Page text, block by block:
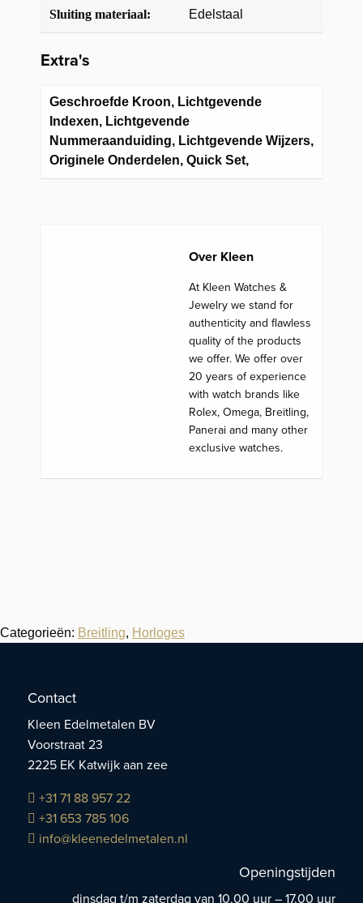
Sluiting materiaal: Edelstaal
Extra's
Geschroefde Kroon, Lichtgevende
Indexen, Lichtgevende
Nummeraanduiding, Lichtgevende Wijzers,
Originele Onderdelen, Quick Set,
Over Kleen
At Kleen Watches &
Jewelry we stand for
authenticity and flawless
quality of the products
we offer. We offer over
20 years of experience
with watch brands like
Rolex, Omega, Breitling,
Panerai and many other
exclusive watches.
Categorieën: Breitling, Horloges
Contact
Kleen Edelmetalen BV
Voorstraat 23
2225 EK Katwijk aan zee
+31 71 88 957 22
+31 653 785 106
info@kleenedelmetalen.nl
Openingstijden
dinsdag t/m zaterdag van 10.00 uur – 17.00 uur